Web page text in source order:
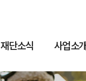
재단소식 사업소개